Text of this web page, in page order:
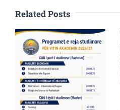
Related Posts